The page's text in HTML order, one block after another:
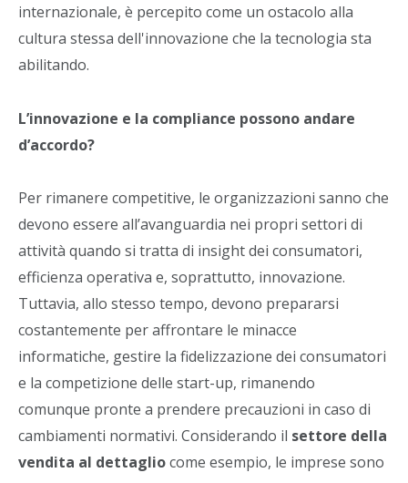
internazionale, è percepito come un ostacolo alla
cultura stessa dell'innovazione che la tecnologia sta
abilitando.
L’innovazione e la compliance possono andare
d’accordo?
Per rimanere competitive, le organizzazioni sanno che
devono essere all’avanguardia nei propri settori di
attività quando si tratta di insight dei consumatori,
efficienza operativa e, soprattutto, innovazione.
Tuttavia, allo stesso tempo, devono prepararsi
costantemente per affrontare le minacce
informatiche, gestire la fidelizzazione dei consumatori
e la competizione delle start-up, rimanendo
comunque pronte a prendere precauzioni in caso di
cambiamenti normativi. Considerando il settore della
vendita al dettagliocome esempio, le imprese sono